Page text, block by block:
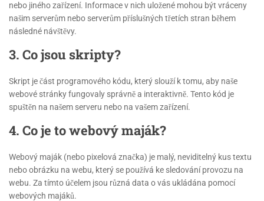
nebo jiného zařízení. Informace v nich uložené mohou být vráceny
našim serverům nebo serverům příslušných třetích stran během
následné návštěvy.
3. Co jsou skripty?
Skript je část programového kódu, který slouží k tomu, aby naše
webové stránky fungovaly správně a interaktivně. Tento kód je
spuštěn na našem serveru nebo na vašem zařízení.
4. Co je to webový maják?
Webový maják (nebo pixelová značka) je malý, neviditelný kus textu
nebo obrázku na webu, který se používá ke sledování provozu na
webu. Za tímto účelem jsou různá data o vás ukládána pomocí
webových majáků.